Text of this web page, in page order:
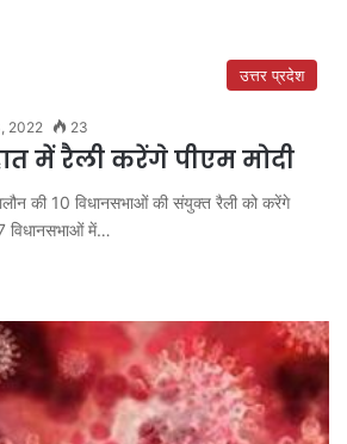
उत्तर प्रदेश
2022 23
में रैली करेंगे पीएम मोदी
की 10 विधानसभाओं की संयुक्त रैली को करेंगे
विधानसभाओं में…